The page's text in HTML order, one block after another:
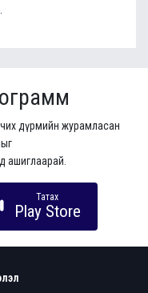
дүрмийн журамласан
ашиглаарай.
Татах
Play Store